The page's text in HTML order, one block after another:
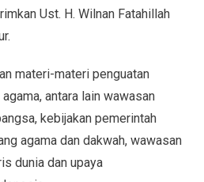
Ust. H. Wilnan Fatahillah
materi-materi penguatan
antara lain wawasan
kebijakan pemerintah
agama dan dakwah, wawasan
dunia dan upaya